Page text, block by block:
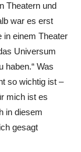
Theatern und
war es erst
in einem Theater
Universum
haben.“ Was
so wichtig ist –
mich ist es
in diesem
gesagt